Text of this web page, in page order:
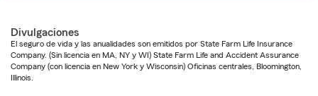
Divulgaciones
El seguro de vida y las anualidades son emitidos por State Farm Life Insurance
Company. (Sin licencia en MA, NY y WI) State Farm Life and Accident Assurance
Company (con licencia en New York y Wisconsin) Oficinas centrales, Bloomington,
Illinois.